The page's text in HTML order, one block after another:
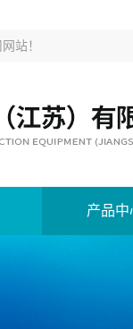
网站！
产品中